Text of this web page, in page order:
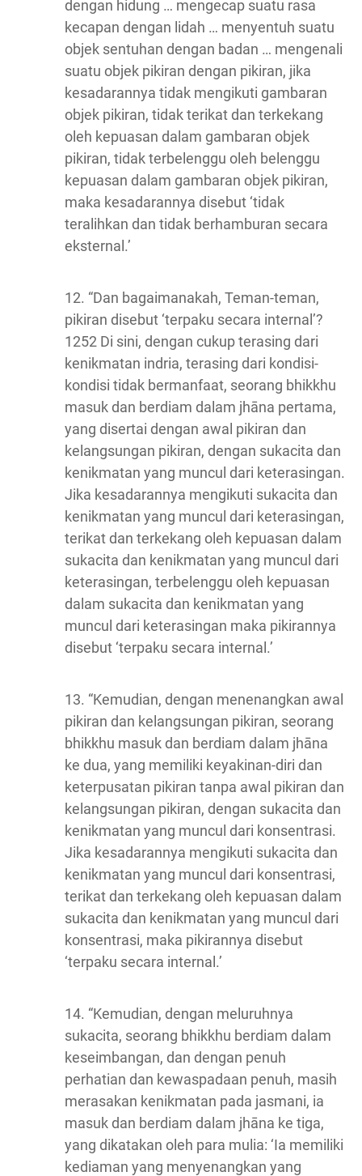
dengan hidung … mengecap suatu rasa
kecapan dengan lidah … menyentuh suatu
objek sentuhan dengan badan … mengenali
suatu objek pikiran dengan pikiran, jika
kesadarannya tidak mengikuti gambaran
objek pikiran, tidak terikat dan terkekang
oleh kepuasan dalam gambaran objek
pikiran, tidak terbelenggu oleh belenggu
kepuasan dalam gambaran objek pikiran,
maka kesadarannya disebut ‘tidak
teralihkan dan tidak berhamburan secara
eksternal.’
12. “Dan bagaimanakah, Teman-teman,
pikiran disebut ‘terpaku secara internal’?
1252 Di sini, dengan cukup terasing dari
kenikmatan indria, terasing dari kondisi-
kondisi tidak bermanfaat, seorang bhikkhu
masuk dan berdiam dalam jhāna pertama,
yang disertai dengan awal pikiran dan
kelangsungan pikiran, dengan sukacita dan
kenikmatan yang muncul dari keterasingan.
Jika kesadarannya mengikuti sukacita dan
kenikmatan yang muncul dari keterasingan,
terikat dan terkekang oleh kepuasan dalam
sukacita dan kenikmatan yang muncul dari
keterasingan, terbelenggu oleh kepuasan
dalam sukacita dan kenikmatan yang
muncul dari keterasingan maka pikirannya
disebut ‘terpaku secara internal.’
13. “Kemudian, dengan menenangkan awal
pikiran dan kelangsungan pikiran, seorang
bhikkhu masuk dan berdiam dalam jhāna
ke dua, yang memiliki keyakinan-diri dan
keterpusatan pikiran tanpa awal pikiran dan
kelangsungan pikiran, dengan sukacita dan
kenikmatan yang muncul dari konsentrasi.
Jika kesadarannya mengikuti sukacita dan
kenikmatan yang muncul dari konsentrasi,
terikat dan terkekang oleh kepuasan dalam
sukacita dan kenikmatan yang muncul dari
konsentrasi, maka pikirannya disebut
‘terpaku secara internal.’
14. “Kemudian, dengan meluruhnya
sukacita, seorang bhikkhu berdiam dalam
keseimbangan, dan dengan penuh
perhatian dan kewaspadaan penuh, masih
merasakan kenikmatan pada jasmani, ia
masuk dan berdiam dalam jhāna ke tiga,
yang dikatakan oleh para mulia: ‘Ia memiliki
kediaman yang menyenangkan yang